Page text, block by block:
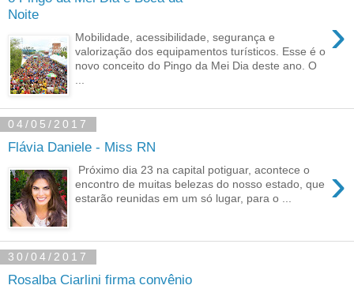
Noite
›
Mobilidade, acessibilidade, segurança e
valorização dos equipamentos turísticos. Esse é o
novo conceito do Pingo da Mei Dia deste ano. O
04/05/2017
Flávia Daniele - Miss RN
›
Próximo dia 23 na capital potiguar, acontece o
encontro de muitas belezas do nosso estado, que
estarão reunidas em um só lugar, para o ...
30/04/2017
Rosalba Ciarlini firma convênio